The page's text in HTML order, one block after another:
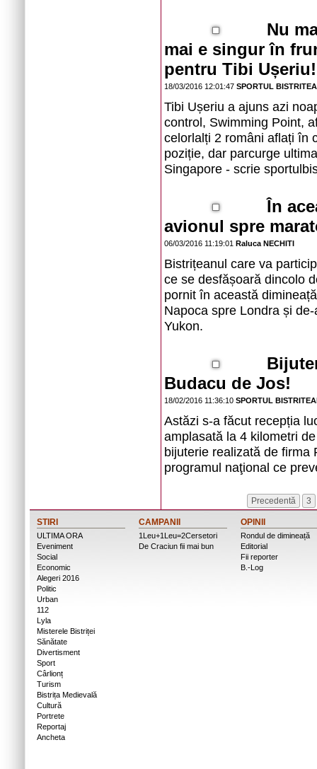
Nu
mai e singur în
pentru Tibi Ușeriu!
18/03/2016 12:01:47 SPORTUL
Tibi Ușeriu a ajuns azi
control, Swimming Point,
celorlalți 2 români aflați în
poziție, dar parcurge
Singapore - scrie
În
avionul spre
06/03/2016 11:19:01 Raluca NECHITI
Bistrițeanul care va
ce se desfășoară dincolo
pornit în această
Napoca spre Londra și
Yukon.
Budacu de Jos!
18/02/2016 11:36:10 SPORTUL
Astăzi s-a făcut recepția
amplasată la 4 kilometri
bijuterie realizată de firma
programul naţional ce
Precedentă 3
STIRI
ULTIMA ORA
Eveniment
Social
Economic
Alegeri 2016
Politic
Urban
112
Lyla
Misterele Bistriței
Sănătate
Divertisment
Sport
Cârlionț
Turism
Bistrița Medievală
Cultură
Portrete
Reportaj
Ancheta
CAMPANII
1Leu+1Leu=2Cersetori
De Craciun fii mai bun
OPINII
Rondul de dimineață
Editorial
Fii reporter
B.-Log